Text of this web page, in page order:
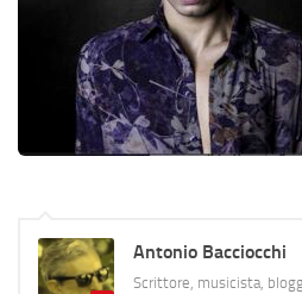
Antonio Bacciocchi
Scrittore, musicista,